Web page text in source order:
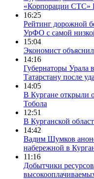
«Корпорации СТС»
16:25
Рейтинг дорожной
УрФО с самой
15:04
Экономист
14:16
Губернаторы Урала
Татарстану после
14:05
В Кургане открыли
Тобола
12:51
В Курганской
14:42
Вадим Шумков
набережной в
11:16
Добытчики